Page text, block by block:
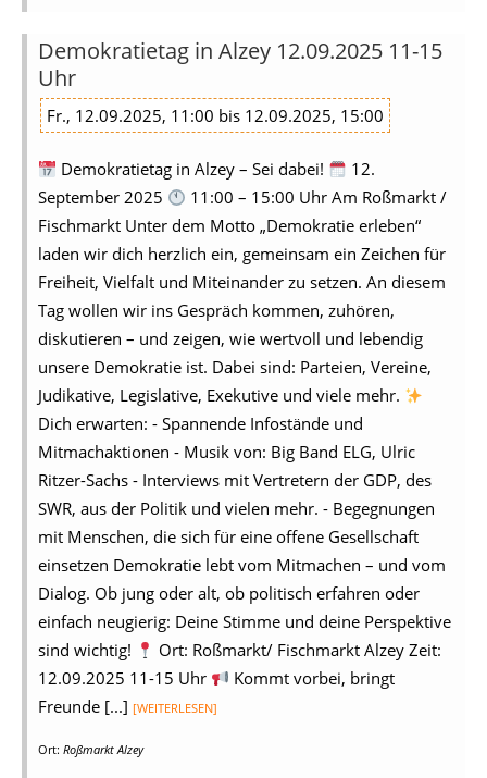
Demokratietag in Alzey 12.09.2025 11-15
Uhr
Fr., 12.09.2025, 11:00 bis 12.09.2025, 15:00
Demokratietag in Alzey – Sei dabei!
12.
September 2025
11:00 – 15:00 Uhr Am Roßmarkt /
Fischmarkt Unter dem Motto „Demokratie erleben“
laden wir dich herzlich ein, gemeinsam ein Zeichen für
Freiheit, Vielfalt und Miteinander zu setzen. An diesem
Tag wollen wir ins Gespräch kommen, zuhören,
diskutieren – und zeigen, wie wertvoll und lebendig
unsere Demokratie ist. Dabei sind: Parteien, Vereine,
Judikative, Legislative, Exekutive und viele mehr.
Dich erwarten: - Spannende Infostände und
Mitmachaktionen - Musik von: Big Band ELG, Ulric
Ritzer-Sachs - Interviews mit Vertretern der GDP, des
SWR, aus der Politik und vielen mehr. - Begegnungen
mit Menschen, die sich für eine offene Gesellschaft
einsetzen Demokratie lebt vom Mitmachen – und vom
Dialog. Ob jung oder alt, ob politisch erfahren oder
einfach neugierig: Deine Stimme und deine Perspektive
sind wichtig!
Ort: Roßmarkt/ Fischmarkt Alzey Zeit:
12.09.2025 11-15 Uhr
Kommt vorbei, bringt
Freunde [...] [WEITERLESEN]
Ort: Roßmarkt Alzey